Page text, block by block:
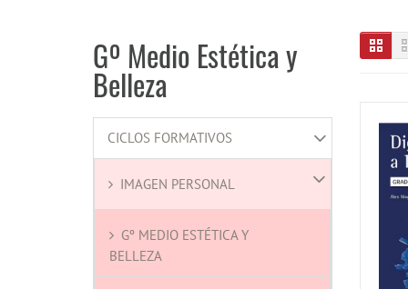
Gº Medio Estética y
Belleza
CICLOS FORMATIVOS
IMAGEN PERSONAL
Gº MEDIO ESTÉTICA Y
BELLEZA